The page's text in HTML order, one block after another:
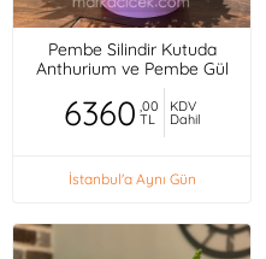
Pembe Silindir Kutuda
Anthurium ve Pembe Gül
6360 ,00
TL
KDV
Dahil
İstanbul'a Aynı Gün